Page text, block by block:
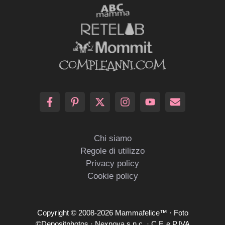
Chi siamo
Regole di utilizzo
Privacy policy
Cookie policy
Copyright © 2008-2026 Mammafelice™ · Foto